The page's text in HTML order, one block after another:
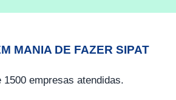
MANIA DE FAZER SIPAT
empresas atendidas.